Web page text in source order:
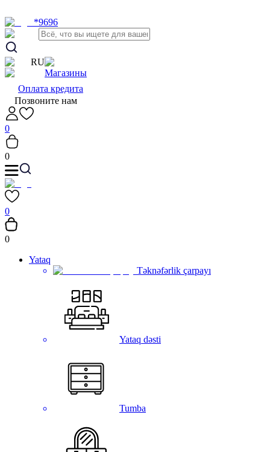
*9696
RU
Магазины
Оплата кредита
Позвоните нам
0
0
0
0
Yataq
Təknəfərlik çarpayı
Yataq dəsti
Tumba